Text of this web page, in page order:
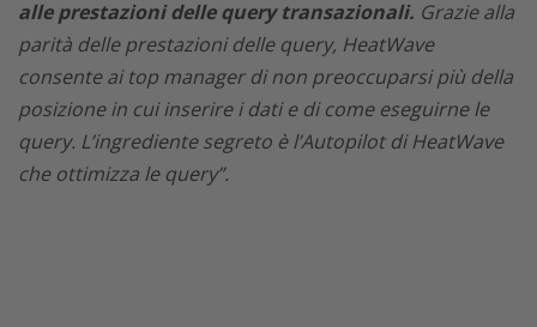
alle prestazioni delle query transazionali. Grazie alla
parità delle prestazioni delle query, HeatWave
consente ai top manager di non preoccuparsi più della
posizione in cui inserire i dati e di come eseguirne le
query. L’ingrediente segreto è l’Autopilot di HeatWave
che ottimizza le query”.